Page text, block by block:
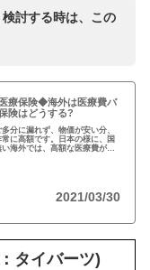
討する時は、この
療保険◆海外は医療費バ
険はどうする?
分に漏れず、物価が安い分、
に高額です。日本の様に、国
海外では、高額な医療費が問
2021/03/30
タイバーツ)